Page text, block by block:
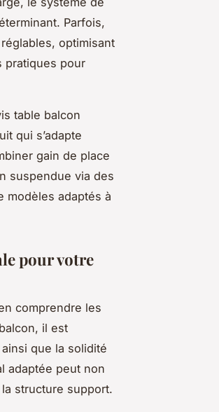
Parfois,
optimisant
pratiques pour
table balcon
qui s’adapte
gain de place
suspendue via des
modèles adaptés à
pour votre
comprendre les
il est
que la solidité
adaptée peut non
structure support.